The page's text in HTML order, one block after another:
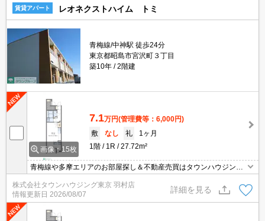
賃貸アパート レオネクストハイム トミ
青梅線/中神駅 徒歩24分
東京都昭島市宮沢町３丁目
築10年
2階建
画像：15枚
7.1万円(管理費等：6,000円)
敷
なし 礼
1ヶ月
1階
1R 27.72m²
青梅線や多摩エリアのお部屋探し＆不動産売買はタウンハウジング
羽村店にお任せを！ご来店時無料駐車場ご用意あります！
株式会社タウンハウジング東京 羽村店
情報更新日 2026/08/07
詳細を見る